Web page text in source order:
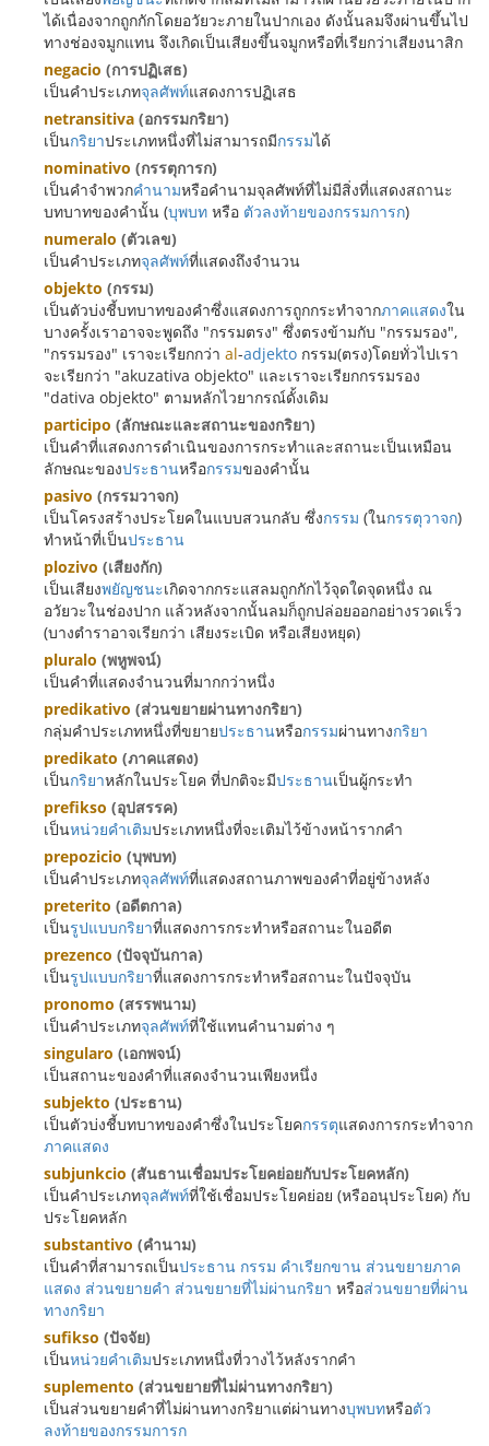
ได้เนื่องจากถูกกักโดยอวัยวะภายในปากเอง ดังนั้นลมจึงผ่านขึ้นไป
ทางช่องจมูกแทน จึงเกิดเป็นเสียงขึ้นจมูกหรือที่เรียกว่าเสียงนาสิก
negacio (การปฏิเสธ)
เป็นคำประเภทจุลศัพท์แสดงการปฏิเสธ
netransitiva (อกรรมกริยา)
เป็นกริยาประเภทหนึ่งที่ไม่สามารถมีกรรมได้
nominativo (กรรตุการก)
เป็นคำจำพวกคำนามหรือคำนามจุลศัพท์ที่ไม่มีสิ่งที่แสดงสถานะ
บทบาทของคำนั้น (บุพบท หรือ ตัวลงท้ายของกรรมการก)
numeralo (ตัวเลข)
เป็นคำประเภทจุลศัพท์ที่แสดงถึงจำนวน
objekto (กรรม)
เป็นตัวบ่งชี้บทบาทของคำซึ่งแสดงการถูกกระทำจากภาคแสดงใน
บางครั้งเราอาจจะพูดถึง "กรรมตรง" ซึ่งตรงข้ามกับ "กรรมรอง",
"กรรมรอง" เราจะเรียกกว่า al-adjekto กรรม(ตรง)โดยทั่วไปเรา
จะเรียกว่า "akuzativa objekto" และเราจะเรียกกรรมรอง
"dativa objekto" ตามหลักไวยากรณ์ดั้งเดิม
participo (ลักษณะและสถานะของกริยา)
เป็นคำที่แสดงการดำเนินของการกระทำและสถานะเป็นเหมือน
ลักษณะของประธานหรือกรรมของคำนั้น
pasivo (กรรมวาจก)
เป็นโครงสร้างประโยคในแบบสวนกลับ ซึ่งกรรม (ในกรรตุวาจก)
ทำหน้าที่เป็นประธาน
plozivo (เสียงกัก)
เป็นเสียงพยัญชนะเกิดจากกระแสลมถูกกักไว้จุดใดจุดหนึ่ง ณ
อวัยวะในช่องปาก แล้วหลังจากนั้นลมก็ถูกปล่อยออกอย่างรวดเร็ว
(บางตำราอาจเรียกว่า เสียงระเบิด หรือเสียงหยุด)
pluralo (พหูพจน์)
เป็นคำที่แสดงจำนวนที่มากกว่าหนึ่ง
predikativo (ส่วนขยายผ่านทางกริยา)
กลุ่มคำประเภทหนึ่งที่ขยายประธานหรือกรรมผ่านทางกริยา
predikato (ภาคแสดง)
เป็นกริยาหลักในประโยค ที่ปกติจะมีประธานเป็นผู้กระทำ
prefikso (อุปสรรค)
เป็นหน่วยคำเติมประเภทหนึ่งที่จะเติมไว้ข้างหน้ารากคำ
prepozicio (บุพบท)
เป็นคำประเภทจุลศัพท์ที่แสดงสถานภาพของคำที่อยู่ข้างหลัง
preterito (อดีตกาล)
เป็นรูปแบบกริยาที่แสดงการกระทำหรือสถานะในอดีต
prezenco (ปัจจุบันกาล)
เป็นรูปแบบกริยาที่แสดงการกระทำหรือสถานะในปัจจุบัน
pronomo (สรรพนาม)
เป็นคำประเภทจุลศัพท์ที่ใช้แทนคำนามต่าง ๆ
singularo (เอกพจน์)
เป็นสถานะของคำที่แสดงจำนวนเพียงหนึ่ง
subjekto (ประธาน)
เป็นตัวบ่งชี้บทบาทของคำซึ่งในประโยคกรรตุแสดงการกระทำจาก
ภาคแสดง
subjunkcio (สันธานเชื่อมประโยคย่อยกับประโยคหลัก)
เป็นคำประเภทจุลศัพท์ที่ใช้เชื่อมประโยคย่อย (หรืออนุประโยค) กับ
ประโยคหลัก
substantivo (คำนาม)
เป็นคำที่สามารถเป็นประธาน กรรม คำเรียกขาน ส่วนขยายภาค
แสดง ส่วนขยายคำ ส่วนขยายที่ไม่ผ่านกริยา หรือส่วนขยายที่ผ่าน
ทางกริยา
sufikso (ปัจจัย)
เป็นหน่วยคำเติมประเภทหนึ่งที่วางไว้หลังรากคำ
suplemento (ส่วนขยายที่ไม่ผ่านทางกริยา)
เป็นส่วนขยายคำที่ไม่ผ่านทางกริยาแต่ผ่านทางบุพบทหรือตัว
ลงท้ายของกรรมการก